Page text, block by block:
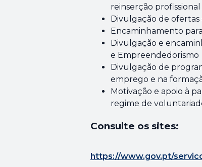
reinserção profissional
Divulgação de
Encaminhamento
Divulgação e
e Empreendedorismo
Divulgação de
emprego e na
Motivação e apoio à
regime de
Consulte os sites:
https://www.gov.pt/